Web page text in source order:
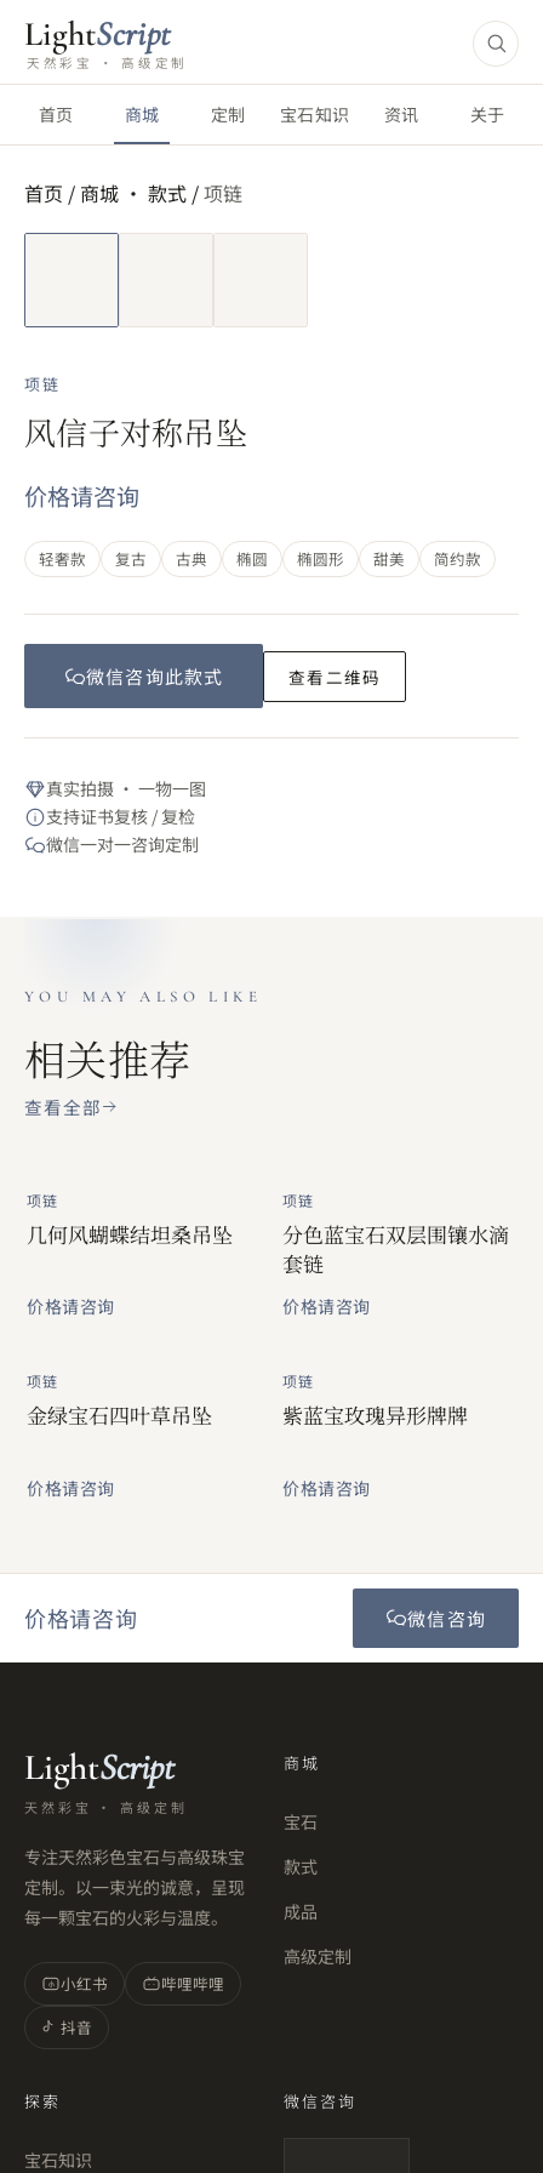
LightScript
天然彩宝 · 高级定制
首页 商城 定制 宝石知识 资讯 关于
首页 / 商城 · 款式 /项链
短视频
项链
风信子对称吊坠
价格请咨询
轻奢款 复古 古典 椭圆 椭圆形 甜美 简约款
微信咨询此款式 查看二维码
真实拍摄 · 一物一图
支持证书复核 / 复检
微信一对一咨询定制
YOU MAY ALSO LIKE
相关推荐
查看全部
项链
几何风蝴蝶结坦桑吊坠
价格请咨询
项链
分色蓝宝石双层围镶水滴
套链
价格请咨询
项链
金绿宝石四叶草吊坠
价格请咨询
项链
紫蓝宝玫瑰异形牌牌
价格请咨询
价格请咨询 微信咨询
LightScript
天然彩宝 · 高级定制
专注天然彩色宝石与高级珠宝
定制。以一束光的诚意，呈现
每一颗宝石的火彩与温度。
小 小红书
哔哩哔哩
抖音
商城
宝石
款式
成品
高级定制
探索
宝石知识
微信咨询